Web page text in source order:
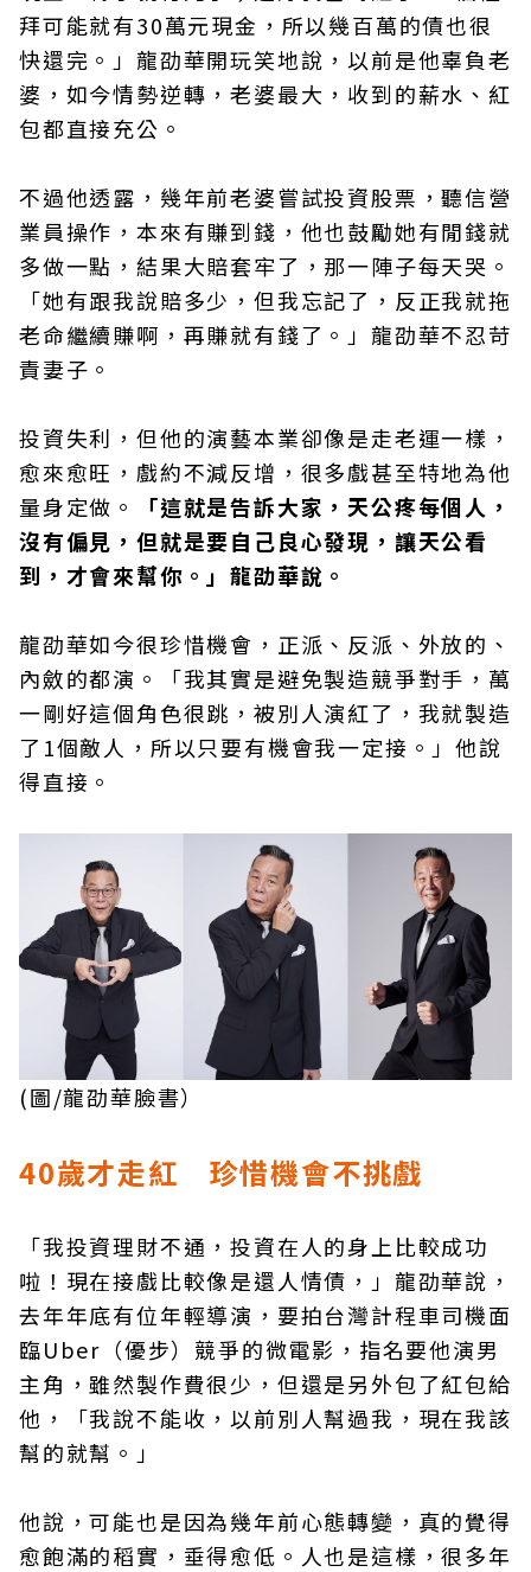
拜可能就有30萬元現金，所以幾百萬的債也很
快還完。」龍劭華開玩笑地說，以前是他辜負老
婆，如今情勢逆轉，老婆最大，收到的薪水、紅
包都直接充公。
不過他透露，幾年前老婆嘗試投資股票，聽信營
業員操作，本來有賺到錢，他也鼓勵她有閒錢就
多做一點，結果大賠套牢了，那一陣子每天哭。
「她有跟我說賠多少，但我忘記了，反正我就拖
老命繼續賺啊，再賺就有錢了。」龍劭華不忍苛
責妻子。
投資失利，但他的演藝本業卻像是走老運一樣，
愈來愈旺，戲約不減反增，很多戲甚至特地為他
量身定做。
「這就是告訴大家，天公疼每個人，
沒有偏見，但就是要自己良心發現，讓天公看
到，才會來幫你。」龍劭華說。
龍劭華如今很珍惜機會，正派、反派、外放的、
內斂的都演。「我其實是避免製造競爭對手，萬
一剛好這個角色很跳，被別人演紅了，我就製造
了1個敵人，所以只要有機會我一定接。」他說
得直接。
(圖/龍劭華臉書）
40歲才走紅 珍惜機會不挑戲
「我投資理財不通，投資在人的身上比較成功
啦！現在接戲比較像是還人情債，」龍劭華說，
去年年底有位年輕導演，要拍台灣計程車司機面
臨Uber（優步）競爭的微電影，指名要他演男
主角，雖然製作費很少，但還是另外包了紅包給
他，「我說不能收，以前別人幫過我，現在我該
幫的就幫。」
他說，可能也是因為幾年前心態轉變，真的覺得
愈飽滿的稻實，垂得愈低。人也是這樣，很多年